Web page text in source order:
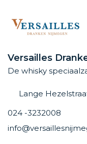
Versailles
De whisky
Lange
024 -3232008